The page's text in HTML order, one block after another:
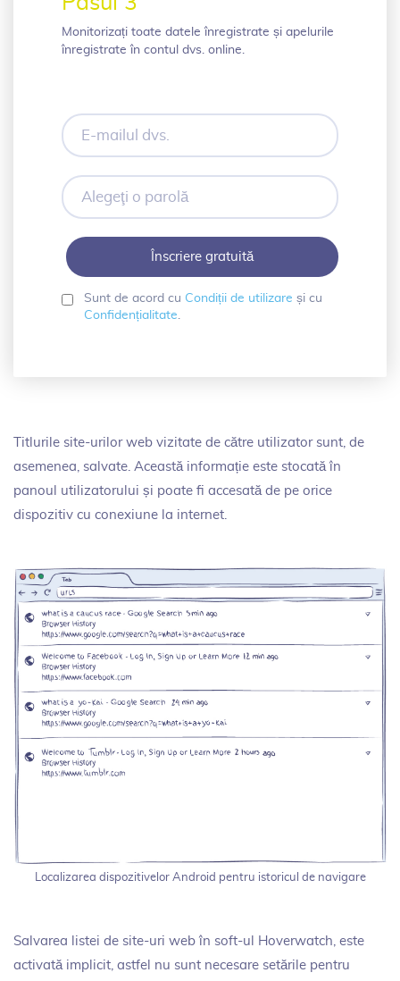
Monitorizați toate datele înregistrate și apelurile
înregistrate în contul dvs. online.
E-
mailul
dvs.
Alegeţi
o
parolă
Sunt de acord cu Condiții de utilizare și cu
Confidențialitate
Titlurile site-urilor web vizitate de către utilizator sunt, de
asemenea, salvate. Această informație este stocată în
panoul utilizatorului și poate fi accesată de pe orice
dispozitiv cu conexiune la internet.
Localizarea dispozitivelor Android pentru istoricul de navigare
Salvarea listei de site-uri web în soft-ul Hoverwatch, este
activată implicit, astfel nu sunt necesare setările pentru